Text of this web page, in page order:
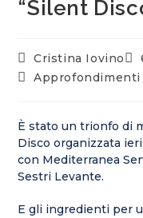
“Silent
Cristina Iovino
Approfondimenti
È stato un trionfo di
Disco organizzata
con Mediterranea
Sestri Levante.
E gli ingredienti per